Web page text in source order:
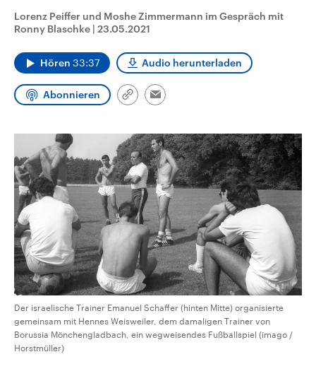
und Hintergründe zu den Parteien
und Kandidaten der anstehenden
Wahl.
Sendungen Programm Podcasts
Lorenz Peiffer und Moshe Zimmermann im Gespräch mit
Ronny Blaschke | 23.05.2021
Hören 33:37 Audio herunterladen
Abonnieren
Link
Email
Der israelische Trainer Emanuel Schaffer (hinten Mitte) organisierte
gemeinsam mit Hennes Weisweiler, dem damaligen Trainer von
Borussia Mönchengladbach, ein wegweisendes Fußballspiel (imago /
Horstmüller)